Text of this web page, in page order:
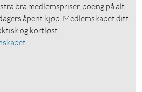
bra medlemspriser, poeng på alt
åpent kjøp. Medlemskapet ditt
og kortløst!